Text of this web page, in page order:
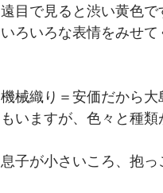
遠目で見ると渋い黄色で
いろいろな表情をみせて
機械織り＝安価だから大
もいますが、色々と種類
息子が小さいころ、抱っ